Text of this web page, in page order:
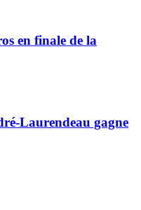
en finale de la
Laurendeau gagne